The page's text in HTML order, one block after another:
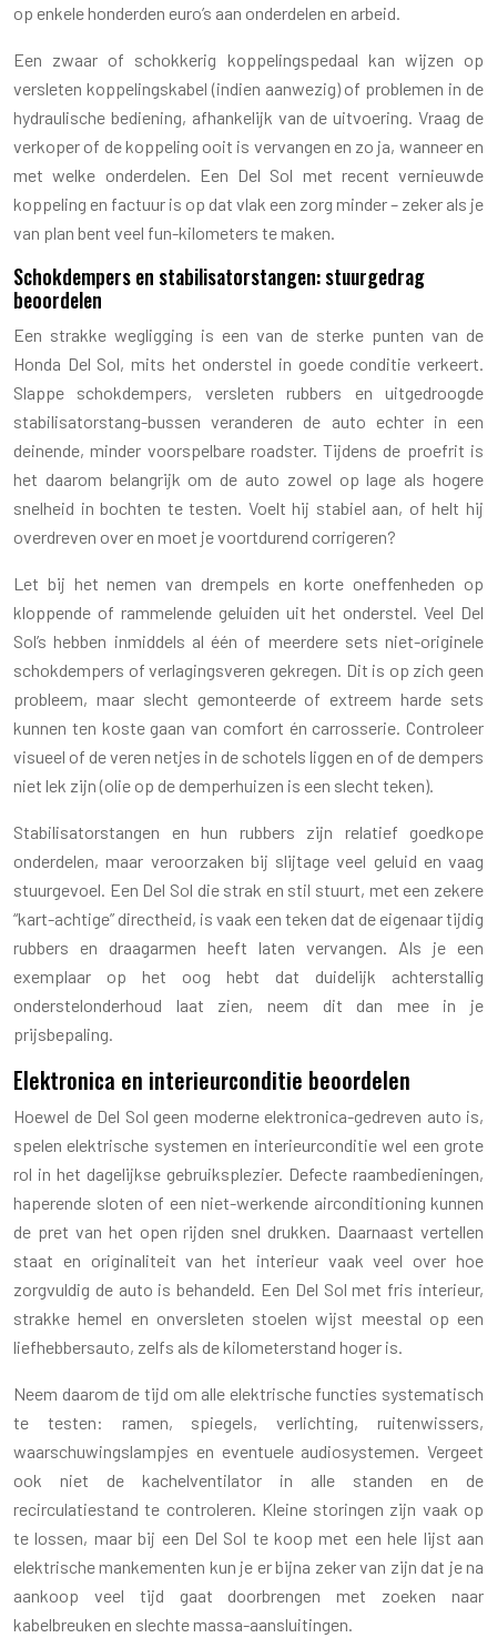
op enkele honderden euro’s aan onderdelen en arbeid.
Een zwaar of schokkerig koppelingspedaal kan wijzen op
versleten koppelingskabel (indien aanwezig) of problemen in de
hydraulische bediening, afhankelijk van de uitvoering. Vraag de
verkoper of de koppeling ooit is vervangen en zo ja, wanneer en
met welke onderdelen. Een Del Sol met recent vernieuwde
koppeling en factuur is op dat vlak een zorg minder – zeker als je
van plan bent veel fun-kilometers te maken.
Schokdempers en stabilisatorstangen: stuurgedrag
beoordelen
Een strakke wegligging is een van de sterke punten van de
Honda Del Sol, mits het onderstel in goede conditie verkeert.
Slappe schokdempers, versleten rubbers en uitgedroogde
stabilisatorstang-bussen veranderen de auto echter in een
deinende, minder voorspelbare roadster. Tijdens de proefrit is
het daarom belangrijk om de auto zowel op lage als hogere
snelheid in bochten te testen. Voelt hij stabiel aan, of helt hij
overdreven over en moet je voortdurend corrigeren?
Let bij het nemen van drempels en korte oneffenheden op
kloppende of rammelende geluiden uit het onderstel. Veel Del
Sol’s hebben inmiddels al één of meerdere sets niet-originele
schokdempers of verlagingsveren gekregen. Dit is op zich geen
probleem, maar slecht gemonteerde of extreem harde sets
kunnen ten koste gaan van comfort én carrosserie. Controleer
visueel of de veren netjes in de schotels liggen en of de dempers
niet lek zijn (olie op de demperhuizen is een slecht teken).
Stabilisatorstangen en hun rubbers zijn relatief goedkope
onderdelen, maar veroorzaken bij slijtage veel geluid en vaag
stuurgevoel. Een Del Sol die strak en stil stuurt, met een zekere
“kart-achtige” directheid, is vaak een teken dat de eigenaar tijdig
rubbers en draagarmen heeft laten vervangen. Als je een
exemplaar op het oog hebt dat duidelijk achterstallig
onderstelonderhoud laat zien, neem dit dan mee in je
prijsbepaling.
Elektronica en interieurconditie beoordelen
Hoewel de Del Sol geen moderne elektronica-gedreven auto is,
spelen elektrische systemen en interieurconditie wel een grote
rol in het dagelijkse gebruiksplezier. Defecte raambedieningen,
haperende sloten of een niet-werkende airconditioning kunnen
de pret van het open rijden snel drukken. Daarnaast vertellen
staat en originaliteit van het interieur vaak veel over hoe
zorgvuldig de auto is behandeld. Een Del Sol met fris interieur,
strakke hemel en onversleten stoelen wijst meestal op een
liefhebbersauto, zelfs als de kilometerstand hoger is.
Neem daarom de tijd om alle elektrische functies systematisch
te testen: ramen, spiegels, verlichting, ruitenwissers,
waarschuwingslampjes en eventuele audiosystemen. Vergeet
ook niet de kachelventilator in alle standen en de
recirculatiestand te controleren. Kleine storingen zijn vaak op
te lossen, maar bij een Del Sol te koop met een hele lijst aan
elektrische mankementen kun je er bijna zeker van zijn dat je na
aankoop veel tijd gaat doorbrengen met zoeken naar
kabelbreuken en slechte massa-aansluitingen.